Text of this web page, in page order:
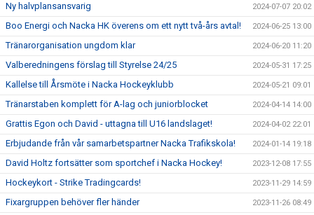
Ny halvplansansvarig 2024-07-07 20:02
Boo Energi och Nacka HK överens om ett nytt två-års avtal! 2024-06-25 13:00
Tränarorganisation ungdom klar 2024-06-20 11:20
Valberedningens förslag till Styrelse 24/25 2024-05-31 17:25
Kallelse till Årsmöte i Nacka Hockeyklubb 2024-05-21 09:01
Tränarstaben komplett för A-lag och juniorblocket 2024-04-14 14:00
Grattis Egon och David - uttagna till U16 landslaget! 2024-04-02 22:01
Erbjudande från vår samarbetspartner Nacka Trafikskola! 2024-01-14 19:18
David Holtz fortsätter som sportchef i Nacka Hockey! 2023-12-08 17:55
Hockeykort - Strike Tradingcards! 2023-11-29 14:59
Fixargruppen behöver fler händer 2023-11-26 08:49